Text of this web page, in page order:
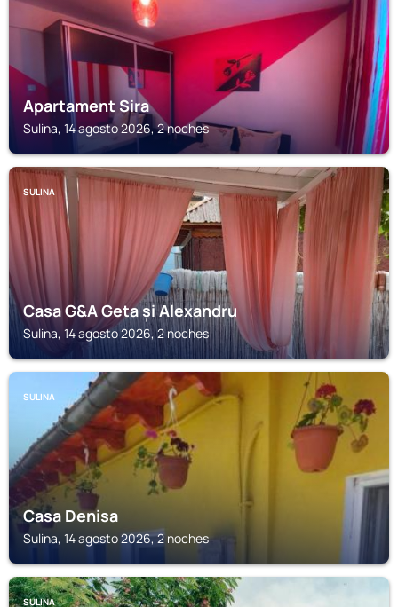
Apartament Sira
Sulina, 14 agosto 2026, 2 noches
SULINA
Casa G&A Geta și Alexandru
Sulina, 14 agosto 2026, 2 noches
SULINA
Casa Denisa
Sulina, 14 agosto 2026, 2 noches
SULINA